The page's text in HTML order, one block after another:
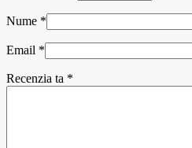
Nume *
Email *
Recenzia ta *